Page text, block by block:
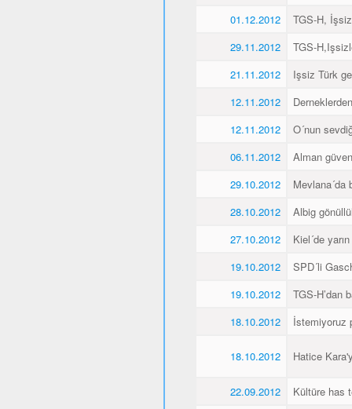
01.12.2012
TGS-H,
29.11.2012
TGS-
21.11.2012
Işsiz Türk
12.11.2012
12.11.2012
O´nun
06.11.2012
Alman
29.10.2012
Mevlana´da
28.10.2012
Albig
27.10.2012
Kiel´de
19.10.2012
SPD´li
19.10.2012
TGS-H’dan
18.10.2012
İstemiyoruz
18.10.2012 Hatice
22.09.2012
Kültüre has